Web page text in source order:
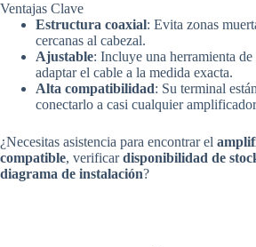
Ventajas Clave
Estructura coaxial: Evita zonas
cercanas al cabezal.
Ajustable: Incluye una herramienta de
adaptar el cable a la medida exacta.
Alta compatibilidad: Su terminal
conectarlo a casi cualquier
¿Necesitas asistencia para encontrar el
compatible, verificardisponibilidad de
diagrama de instalación?